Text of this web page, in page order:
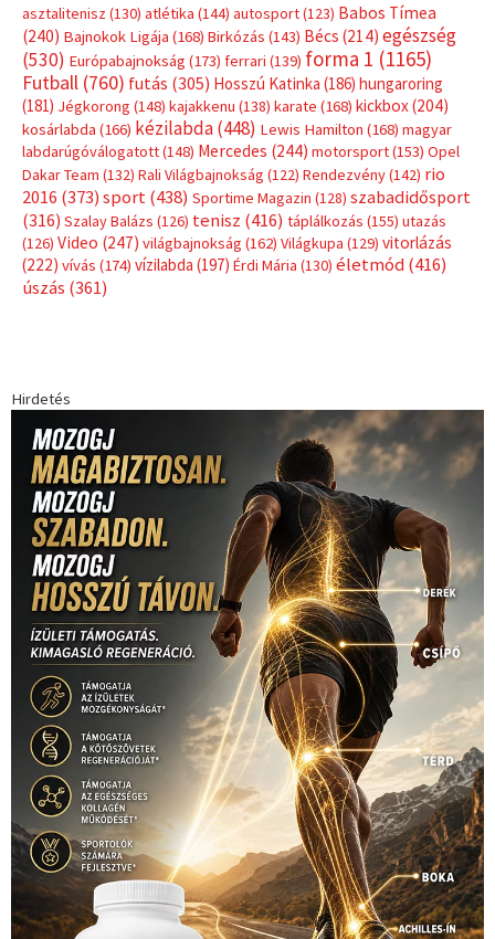
asztalitenisz (130) atlétika (144) autosport(123) Babos Tímea
(240) Bajnokok Ligája (168) Birkózás (143) Bécs (214) egészség
(530) Európabajnokság (173) ferrari (139) forma 1 (1165)
Futball (760) futás (305) Hosszú Katinka (186) hungaroring
(181) Jégkorong (148) kajakkenu (138) karate (168) kickbox(204)
kosárlabda (166) kézilabda(448) Lewis Hamilton (168) magyar
labdarúgóválogatott(148) Mercedes (244) motorsport(153) Opel
Dakar Team (132) Rali Világbajnokság (122) Rendezvény(142) rio
2016 (373) sport(438) Sportime Magazin (128) szabadidősport
(316) Szalay Balázs (126) tenisz (416) táplálkozás (155) utazás
(126) Video (247) világbajnokság (162) Világkupa (129) vitorlázás
(222) vívás (174) vízilabda (197) Érdi Mária (130) életmód(416)
úszás (361)
Hirdetés